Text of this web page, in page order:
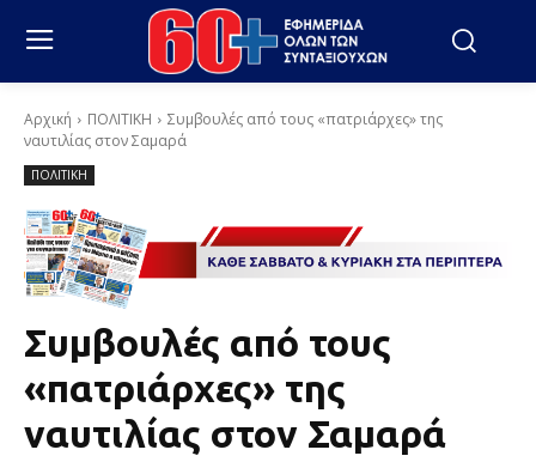
Αρχική ΠΟΛΙΤΙΚΗ
Συμβουλές από τους «πατριάρχες» της
ναυτιλίας στον Σαμαρά
ΠΟΛΙΤΙΚΗ
Συμβουλές από τους
«πατριάρχες» της
ναυτιλίας στον Σαμαρά